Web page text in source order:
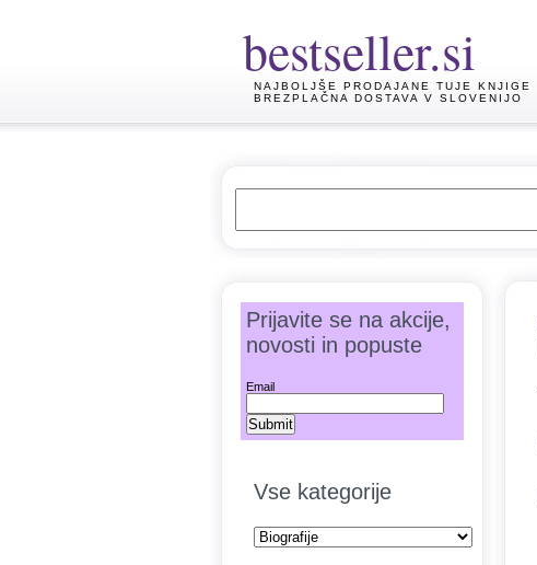
bestseller.si
NAJBOLJŠE PRODAJANE TUJE KNJIGE
BREZPLAČNA DOSTAVA V SLOVENIJO
Prijavite se na akcije,
novosti in popuste
Email
Vse kategorije